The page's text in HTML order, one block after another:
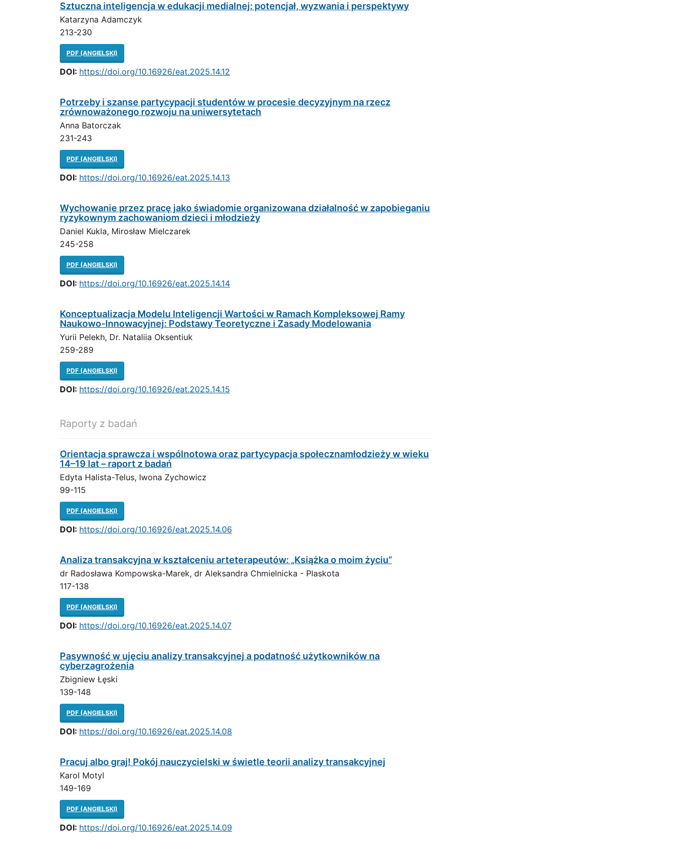
Sztuczna inteligencja w edukacji medialnej: potencjał, wyzwania i perspektywy
Katarzyna Adamczyk
213-230
PDF (ANGIELSKI)
DOI: https://doi.org/10.16926/eat.2025.14.12
Potrzeby i szanse partycypacji studentów w procesie decyzyjnym na rzecz
zrównoważonego rozwoju na uniwersytetach
Anna Batorczak
231-243
PDF (ANGIELSKI)
DOI: https://doi.org/10.16926/eat.2025.14.13
Wychowanie przez pracę jako świadomie organizowana działalność w zapobieganiu
ryzykownym zachowaniom dzieci i młodzieży
Daniel Kukla, Mirosław Mielczarek
245-258
PDF (ANGIELSKI)
DOI: https://doi.org/10.16926/eat.2025.14.14
Konceptualizacja Modelu Inteligencji Wartości w Ramach Kompleksowej Ramy
Naukowo-Innowacyjnej: Podstawy Teoretyczne i Zasady Modelowania
Yurii Pelekh, Dr. Nataliia Oksentiuk
259-289
PDF (ANGIELSKI)
DOI: https://doi.org/10.16926/eat.2025.14.15
Raporty z badań
Orientacja sprawcza i wspólnotowa oraz partycypacja społecznamłodzieży w wieku
14–19 lat – raport z badań
Edyta Halista-Telus, Iwona Zychowicz
99-115
PDF (ANGIELSKI)
DOI: https://doi.org/10.16926/eat.2025.14.06
Analiza transakcyjna w kształceniu arteterapeutów: „Książka o moim życiu”
dr Radosława Kompowska-Marek, dr Aleksandra Chmielnicka - Plaskota
117-138
PDF (ANGIELSKI)
DOI: https://doi.org/10.16926/eat.2025.14.07
Pasywność w ujęciu analizy transakcyjnej a podatność użytkowników na
cyberzagrożenia
Zbigniew Łęski
139-148
PDF (ANGIELSKI)
DOI: https://doi.org/10.16926/eat.2025.14.08
Pracuj albo graj! Pokój nauczycielski w świetle teorii analizy transakcyjnej
Karol Motyl
149-169
PDF (ANGIELSKI)
DOI: https://doi.org/10.16926/eat.2025.14.09